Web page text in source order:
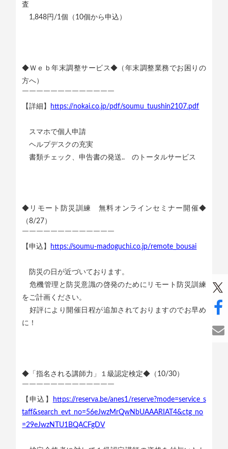
査
1,848円/1個（10個から申込）
◆Ｗｅｂ年末調整サービス◆（年末調整業務でお困りの
方へ）
￣￣￣￣￣￣￣￣￣￣￣￣￣
【詳細】
https://nokai.co.jp/pdf/soumu_tuushin2107.pdf
スマホで個人申請
ヘルプデスクの充実
書類チェック、申告書の発送.. のトータルサービス
◆リモート防災訓練 無料オンラインセミナー開催◆
（8/27）
￣￣￣￣￣￣￣￣￣￣￣￣￣
【申込】
https://soumu-madoguchi.co.jp/remote_bousai
防災の日が近づいております。
危機管理と防災意識の啓発のためにリモート防災訓練
をご計画ください。
好評により開催日程が追加されておりますのでお早め
に！
◆「指名される講師力」１級認定検定◆（10/30）
￣￣￣￣￣￣￣￣￣￣￣￣￣
【申込】
https://reserva.be/anes1/reserve?mode=service_s
taff&search_evt_no=56eJwzMrQwNbUAAARIAT4&ctg_no
=29eJwzNTU1BQACFgDV